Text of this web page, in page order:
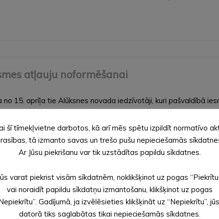
atļauju noformēšanai
15. aprīļa tie Alūksnes novada iedzīvotāji, kuri pašvaldībā
institūcijās. Iedzīvotāji, kuri iepriekšējā periodā ir
ambiciozu mērķi – mainīt sabiedrības priekšstatus un
šī tīmekļvietne darbotos, kā arī mēs spētu izpildīt normatīvo
tā izmanto savas un trešo pušu nepieciešamās
Ar Jūsu piekrišanu var tik uzstādītas papildu sīkdatnes.
varat piekrist visām sīkdatnēm, noklikšķinot uz pogas
vai noraidīt papildu sīkdatņu izmantošanu, klikšķinot uz pogas
Gadījumā, ja izvēlēsieties klikšķināt uz “Nepiekrītu”,
datorā tiks saglabātas tikai nepieciešamās sīkdatnes.